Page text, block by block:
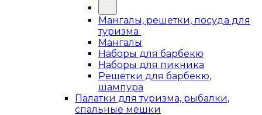
Мангалы, решетки, посуда для
туризма
Мангалы
Наборы для барбекю
Наборы для пикника
Решетки для барбекю,
шампура
Палатки для туризма, рыбалки,
спальные мешки